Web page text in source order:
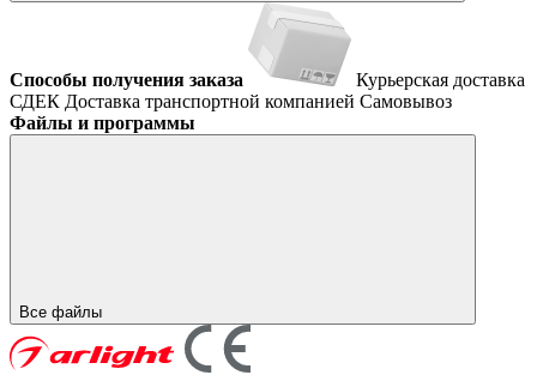
Способы получения заказа
Курьерская доставка
СДЕК Доставка транспортной компанией Самовывоз
Файлы и программы
Все файлы